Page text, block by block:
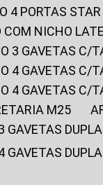
4 PORTAS
COM NICHO
3 GAVETAS
4 GAVETAS
4 GAVETAS
M25
GAVETAS
GAVETAS